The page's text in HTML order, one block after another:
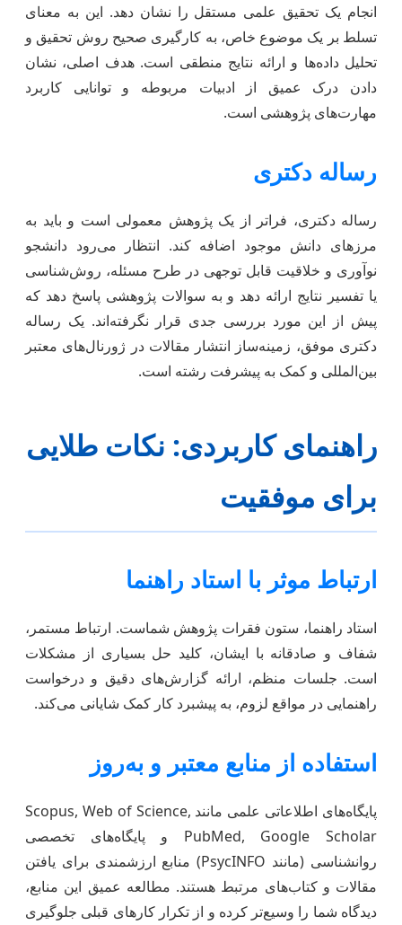
انجام یک تحقیق علمی مستقل را نشان دهد. این به معنای
تسلط بر یک موضوع خاص، به کارگیری صحیح روش تحقیق و
تحلیل داده‌ها و ارائه نتایج منطقی است. هدف اصلی، نشان
دادن درک عمیق از ادبیات مربوطه و توانایی کاربرد
مهارت‌های پژوهشی است.
رساله دکتری
رساله دکتری، فراتر از یک پژوهش معمولی است و باید به
مرزهای دانش موجود اضافه کند. انتظار می‌رود دانشجو
نوآوری و خلاقیت قابل توجهی در طرح مسئله، روش‌شناسی
یا تفسیر نتایج ارائه دهد و به سوالات پژوهشی پاسخ دهد که
پیش از این مورد بررسی جدی قرار نگرفته‌اند. یک رساله
دکتری موفق، زمینه‌ساز انتشار مقالات در ژورنال‌های معتبر
بین‌المللی و کمک به پیشرفت رشته است.
راهنمای کاربردی: نکات طلایی
برای موفقیت
ارتباط موثر با استاد راهنما
استاد راهنما، ستون فقرات پژوهش شماست. ارتباط مستمر،
شفاف و صادقانه با ایشان، کلید حل بسیاری از مشکلات
است. جلسات منظم، ارائه گزارش‌های دقیق و درخواست
راهنمایی در مواقع لزوم، به پیشبرد کار کمک شایانی می‌کند.
استفاده از منابع معتبر و به‌روز
پایگاه‌های اطلاعاتی علمی مانند Scopus, Web of Science,
PubMed, Google Scholar و پایگاه‌های تخصصی
روانشناسی (مانند PsycINFO) منابع ارزشمندی برای یافتن
مقالات و کتاب‌های مرتبط هستند. مطالعه عمیق این منابع،
دیدگاه شما را وسیع‌تر کرده و از تکرار کارهای قبلی جلوگیری